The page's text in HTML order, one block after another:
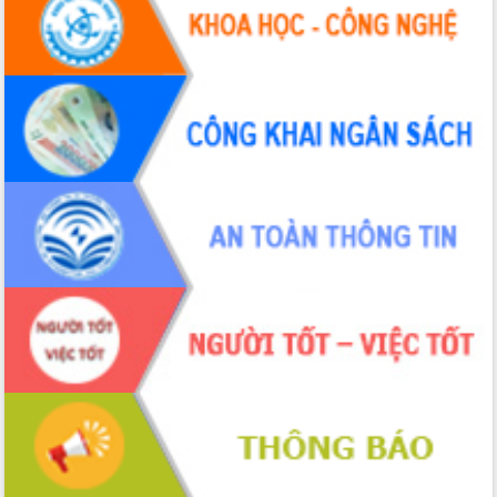
UBND tỉnh họp báo định kỳ tháng 4
năm 2026
Hội thảo khoa học “Giải pháp thúc đẩy
phát triển nền kinh tế xanh tại tỉnh
Đắk Lắk”
Tăng cường giám sát, đôn đốc thực
hiện nhiệm vụ quản lý tài sản công
hàng tuần
Tháo gỡ những vướng mắc, đẩy mạnh
công tác cải cách thủ tục hành chính
tại Trung tâm Phục vụ hành chính
công tỉnh
Đắk Lắk: Tôn vinh 46 giải pháp tại Hội
thi Sáng tạo Kỹ thuật 2024 - 2025
Đắk Lắk rà soát, điều chỉnh Đề án 190
về phát triển nuôi trồng thủy sản
Phó Chủ tịch UBND tỉnh Đắk Lắk
Trương Công Thái kiểm tra thực địa
Dự án cao tốc Khánh Hòa - Buôn Ma
Thuột